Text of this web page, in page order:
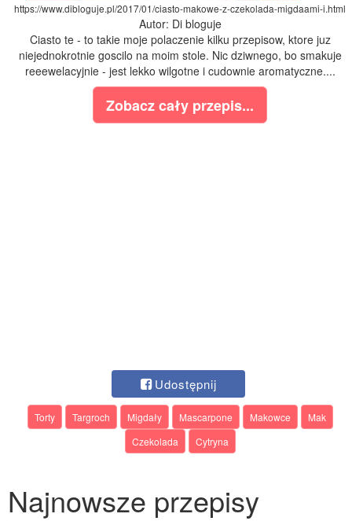
https://www.dibloguje.pl/2017/01/ciasto-makowe-z-czekolada-migdaami-i.html
Autor: Di bloguje
Ciasto te - to takie moje polaczenie kilku przepisow, ktore juz
niejednokrotnie goscilo na moim stole. Nic dziwnego, bo smakuje
reeewelacyjnie - jest lekko wilgotne i cudownie aromatyczne....
Zobacz cały przepis...
Udostępnij
Torty Targroch Migdały Mascarpone Makowce
Mak
Czekolada
Cytryna
Najnowsze przepisy